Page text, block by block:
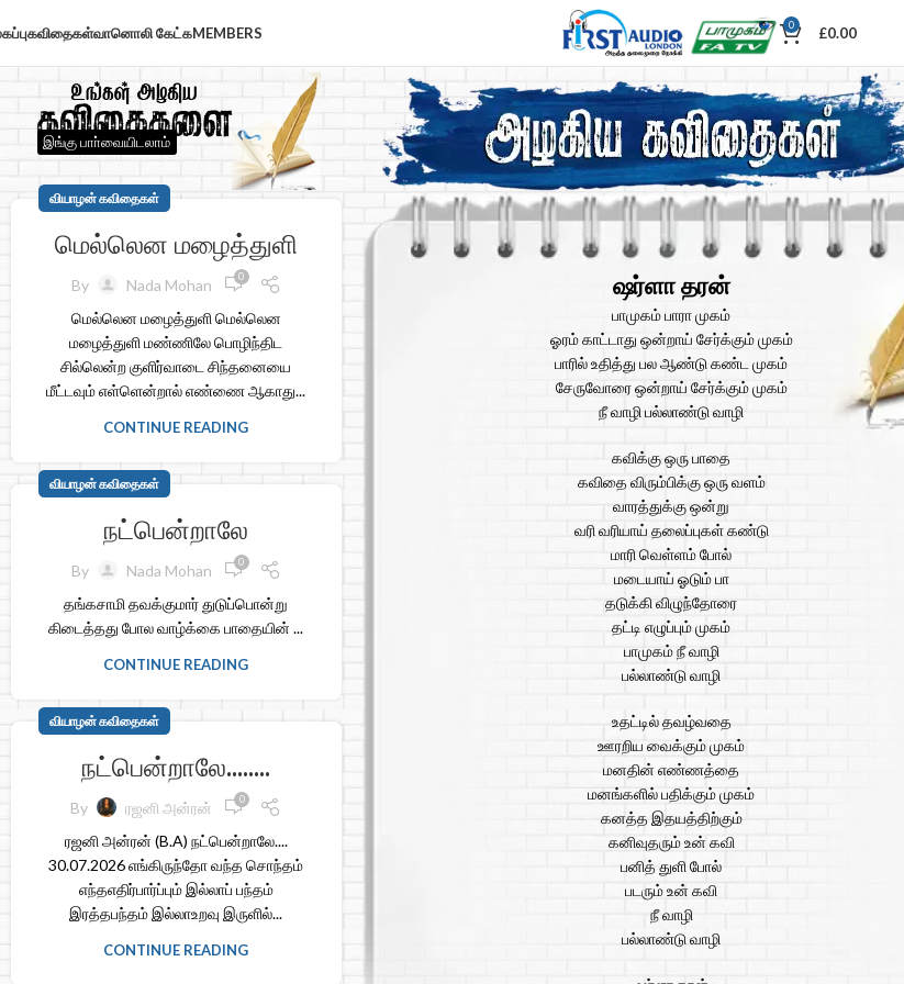
கவிதைகள்வானொலி கேட்கMEMBERS 0 £0.00
இங்கு பாா்வையிடலாம்
வியாழன் கவிதைகள்
மெல்லென மழைத்துளி
By Nada Mohan 0
மெல்லென மழைத்துளி மெல்லென
மழைத்துளி மண்ணிலே பொழிந்திட
சில்லென்ற குளிர்வாடை சிந்தனையை
மீட்டவும் எள்ளென்றால் எண்ணை ஆகாது...
CONTINUE READING
வியாழன் கவிதைகள்
நட்பென்றாலே
By Nada Mohan 0
தங்கசாமி தவக்குமார் துடுப்பொன்று
கிடைத்தது போல வாழ்க்கை பாதையின் ...
CONTINUE READING
வியாழன் கவிதைகள்
நட்பென்றாலே……..
By ரஜனி அன்ரன் 0
ரஜனி அன்ரன் (B.A) நட்பென்றாலே....
30.07.2026 எங்கிருந்தோ வந்த சொந்தம்
எந்தஎதிர்பார்ப்பும் இல்லாப் பந்தம்
இரத்தபந்தம் இல்லாஉறவு இருளில்...
CONTINUE READING
ஷர்ளா தரன்
பாமுகம் பாரா முகம்
ஓரம் காட்டாது ஒன்றாய் சேர்க்கும் முகம்
பாரில் உதித்து பல ஆண்டு கண்ட முகம்
சேருவோரை ஒன்றாய் சேர்க்கும் முகம்
நீ வாழி பல்லாண்டு வாழி
கவிக்கு ஒரு பாதை
கவிதை விரும்பிக்கு ஒரு வளம்
வாரத்துக்கு ஒன்று
வரி வரியாய் தலைப்புகள் கண்டு
மாரி வெள்ளம் போல்
மடையாய் ஓடும் பா
தடுக்கி விழுந்தோரை
தட்டி எழுப்பும் முகம்
பாமுகம் நீ வாழி
பல்லாண்டு வாழி
உதட்டில் தவழ்வதை
ஊரறிய வைக்கும் முகம்
மனதின் எண்ணத்தை
மனங்களில் பதிக்கும் முகம்
கனத்த இதயத்திற்கும்
கனிவுதரும் உன் கவி
பனித் துளி போல்
படரும் உன் கவி
நீ வாழி
பல்லாண்டு வாழி